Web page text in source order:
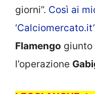
giorni”. Così ai
Flamengo giunto
l’operazione